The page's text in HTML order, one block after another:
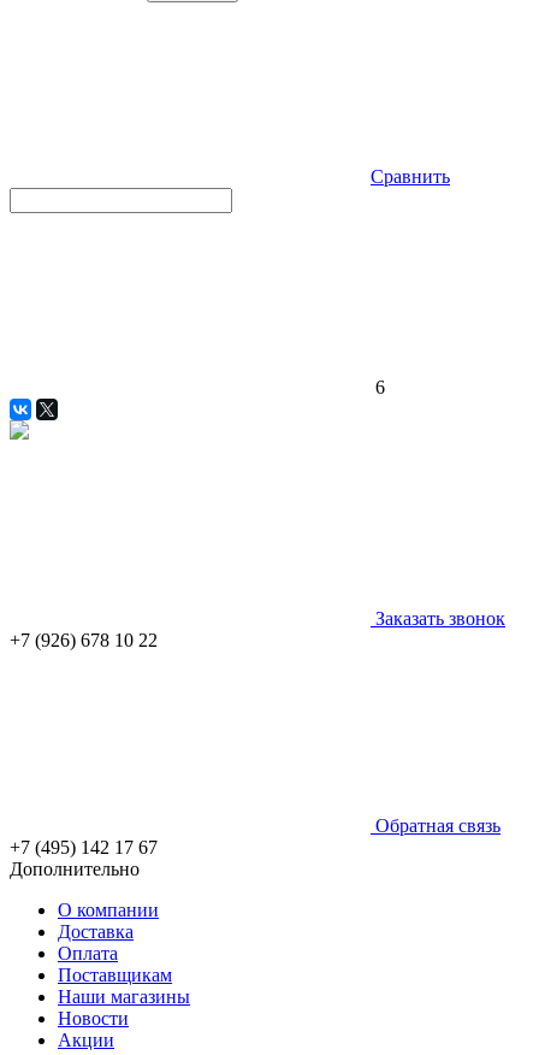
Сравнить
6
Заказать звонок
+7 (926) 678 10 22
Обратная связь
+7 (495) 142 17 67
Дополнительно
О компании
Доставка
Оплата
Поставщикам
Наши магазины
Новости
Акции